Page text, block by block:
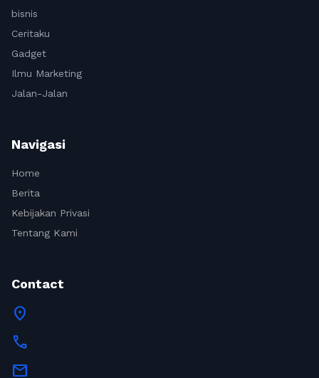
bisnis
Ceritaku
Gadget
Ilmu Marketing
Jalan-Jalan
Navigasi
Home
Berita
Kebijakan Privasi
Tentang Kami
Contact
location_on
call
mail